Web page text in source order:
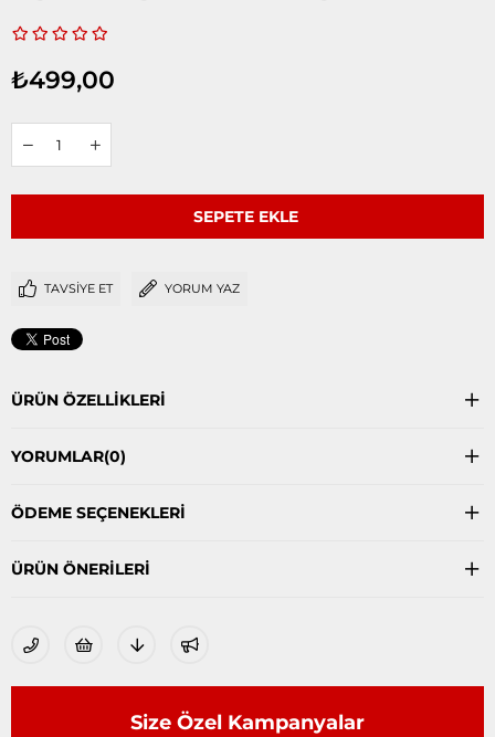
₺499,00
TAVSIYE ET YORUM YAZ
ÜRÜN ÖZELLIKLERI
YORUMLAR(0)
ÖDEME SEÇENEKLERI
ÜRÜN ÖNERILERI
Size Özel Kampanyalar